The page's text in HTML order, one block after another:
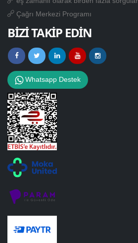
Çağrı Merkezi Programı
BİZİ TAKİP EDİN
Whatsapp Destek